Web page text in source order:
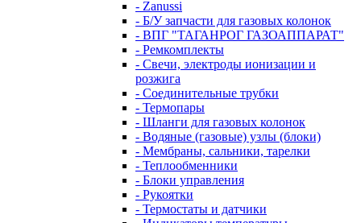
- Zanussi
- Б/У запчасти для газовых колонок
- ВПГ "ТАГАНРОГ ГАЗОАППАРАТ"
- Ремкомплекты
- Свечи, электроды ионизации и
розжига
- Соединительные трубки
- Термопары
- Шланги для газовых колонок
- Водяные (газовые) узлы (блоки)
- Мембраны, сальники, тарелки
- Теплообменники
- Блоки управления
- Рукоятки
- Термостаты и датчики